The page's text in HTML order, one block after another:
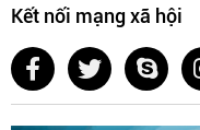
Kết nối mạng xã hội